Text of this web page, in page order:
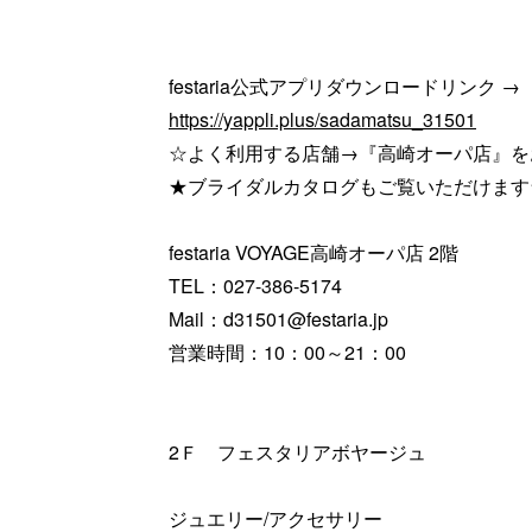
festaria公式アプリダウンロードリンク →
https://yappli.plus/sadamatsu_31501
☆よく利用する店舗→『高崎オーパ店』
★ブライダルカタログもご覧いただけま
festaria VOYAGE高崎オーパ店 2階
TEL：027-386-5174
Mail：d31501@festaria.jp
営業時間：10：00～21：00
2Ｆ フェスタリアボヤージュ
ジュエリー/アクセサリー